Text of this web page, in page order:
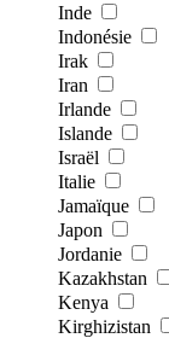
Inde
Indonésie
Irak
Iran
Irlande
Islande
Israël
Italie
Jamaïque
Japon
Jordanie
Kazakhstan
Kenya
Kirghizistan